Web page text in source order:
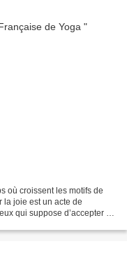
où croissent les motifs de
la joie est un acte de
qui suppose d’accepter la